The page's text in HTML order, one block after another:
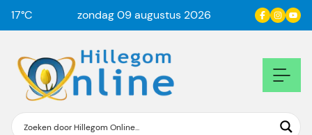
17°C zondag 09 augustus 2026